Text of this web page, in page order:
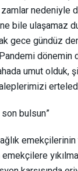
nedeniyle
bile ulaşamaz
gece gündüz
dönemin
umut olduk,
bulsun”
emekçilere